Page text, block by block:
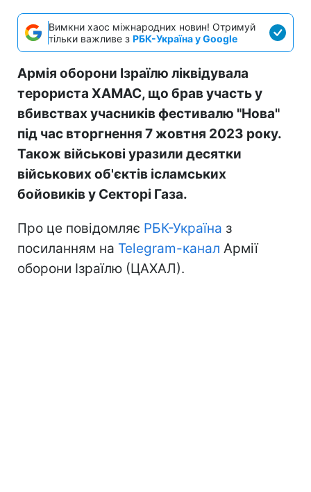
Вимкни хаос міжнародних новин! Отримуй
тільки важливе з РБК-Україна у Google
Армія оборони Ізраїлю ліквідувала
терориста ХАМАС, що брав участь у
вбивствах учасників фестивалю "Нова"
під час вторгнення 7 жовтня 2023 року.
Також військові уразили десятки
військових об'єктів ісламських
бойовиків у Секторі Газа.
Про це повідомляє РБК-Україна з
посиланням на Telegram-канал Армії
оборони Ізраїлю (ЦАХАЛ).